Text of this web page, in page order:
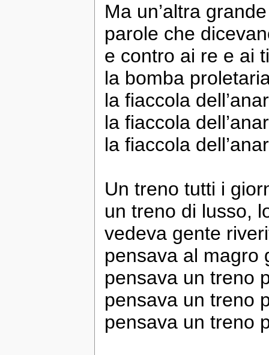
Ma un’altra
parole che
e contro ai re e ai
la bomba
la fiaccola
la fiaccola
la fiaccola
Un treno tutti i
un treno di lusso,
vedeva gente
pensava al magro
pensava un treno
pensava un treno
pensava un treno